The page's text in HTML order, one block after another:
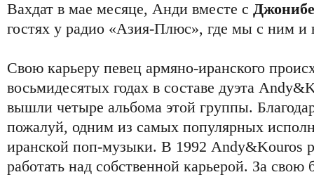
Вахдат в мае месяце, Анди вместе с
гостях у радио «Азия-Плюс», где мы с ним и
Свою карьеру певец армяно-иранского
восьмидесятых годах в составе дуэта
вышли четыре альбома этой группы.
пожалуй, одним из самых популярных
иранской поп-музыки. В 1992 Andy&Kouros
работать над собственной карьерой. За